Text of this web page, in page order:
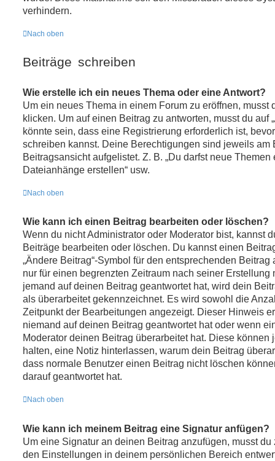
verhindern.
Nach oben
Beiträge schreiben
Wie erstelle ich ein neues Thema oder eine Antwort?
Um ein neues Thema in einem Forum zu eröffnen, musst
klicken. Um auf einen Beitrag zu antworten, musst du auf
könnte sein, dass eine Registrierung erforderlich ist,
schreiben kannst. Deine Berechtigungen sind jeweils am
Beitragsansicht aufgelistet. Z. B. „Du darfst neue Themen
Dateianhänge erstellen“ usw.
Nach oben
Wie kann ich einen Beitrag bearbeiten oder löschen?
Wenn du nicht Administrator oder Moderator bist, kannst
Beiträge bearbeiten oder löschen. Du kannst einen
„Ändere Beitrag“-Symbol für den entsprechenden
nur für einen begrenzten Zeitraum nach seiner Erstellung
jemand auf deinen Beitrag geantwortet hat, wird dein
als überarbeitet gekennzeichnet. Es wird sowohl die
Zeitpunkt der Bearbeitungen angezeigt. Dieser Hinweis
niemand auf deinen Beitrag geantwortet hat oder wenn
Moderator deinen Beitrag überarbeitet hat. Diese können
halten, eine Notiz hinterlassen, warum dein Beitrag
dass normale Benutzer einen Beitrag nicht löschen
darauf geantwortet hat.
Nach oben
Wie kann ich meinem Beitrag eine Signatur anfügen?
Um eine Signatur an deinen Beitrag anzufügen, musst
den Einstellungen in deinem persönlichen Bereich